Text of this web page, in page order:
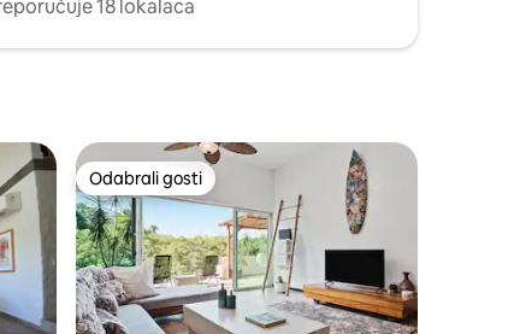
18 lokalaca
Odabrali gosti
Odabrali gosti